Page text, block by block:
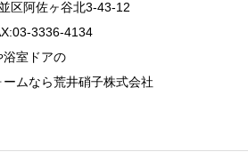
区阿佐ヶ谷北3-43-12
3336-4134
浴室ドアの
ムなら荒井硝子株式会社